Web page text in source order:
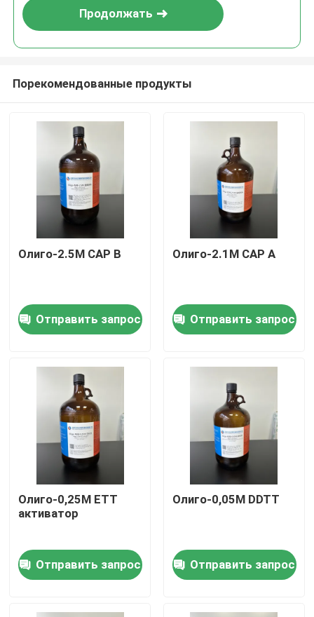
Продукты
Ролики
Продолжать
Порекомендованные продукты
Олиго-2.5M CAP B
Отправить запрос
Олиго-2.1M CAP A
Отправить запрос
Олиго-0,25M ETT
активатор
Отправить запрос
Олиго-0,05M DDTT
Отправить запрос